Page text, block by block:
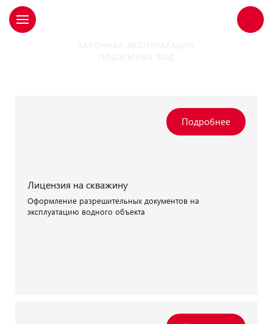
Лицензия на скважину
Оформление разрешительных документов на
эксплуатацию водного объекта